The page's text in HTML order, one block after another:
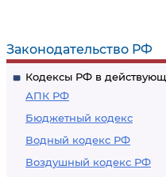
Законодательство РФ
Кодексы РФ в
АПК РФ
Бюджетный кодекс
Водный кодекс РФ
Воздушный кодекс РФ